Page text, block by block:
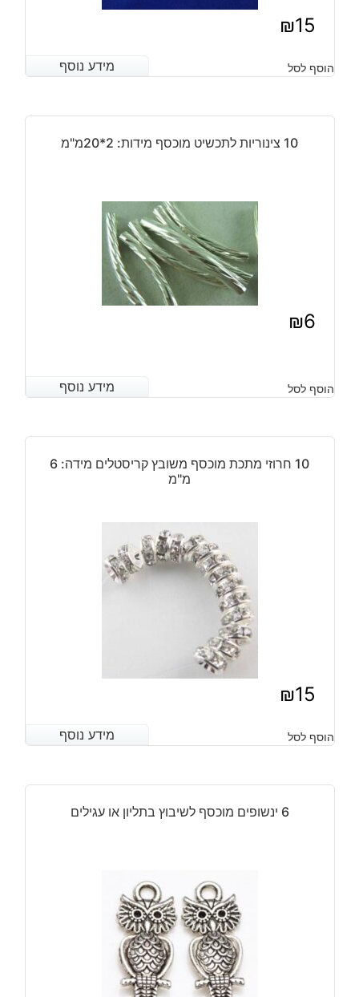
₪15
מידע נוסף הוסף לסל מידע נוסף
10 צינוריות לתכשיט מוכסף מידות: 2*20מ"מ
₪6
מידע נוסף הוסף לסל מידע נוסף
10 חרוזי מתכת מוכסף משובץ קריסטלים מידה: 6
מ"מ
₪15
מידע נוסף הוסף לסל מידע נוסף
6 ינשופים מוכסף לשיבוץ בתליון או עגילים